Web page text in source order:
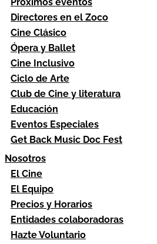
Directores en el Zoco
Cine Clásico
Ópera y Ballet
Cine Inclusivo
Ciclo de Arte
Club de Cine y literatura
Educación
Eventos Especiales
Get Back Music Doc Fest
Nosotros
El Cine
El Equipo
Precios y Horarios
Entidades colaboradoras
Hazte Voluntario